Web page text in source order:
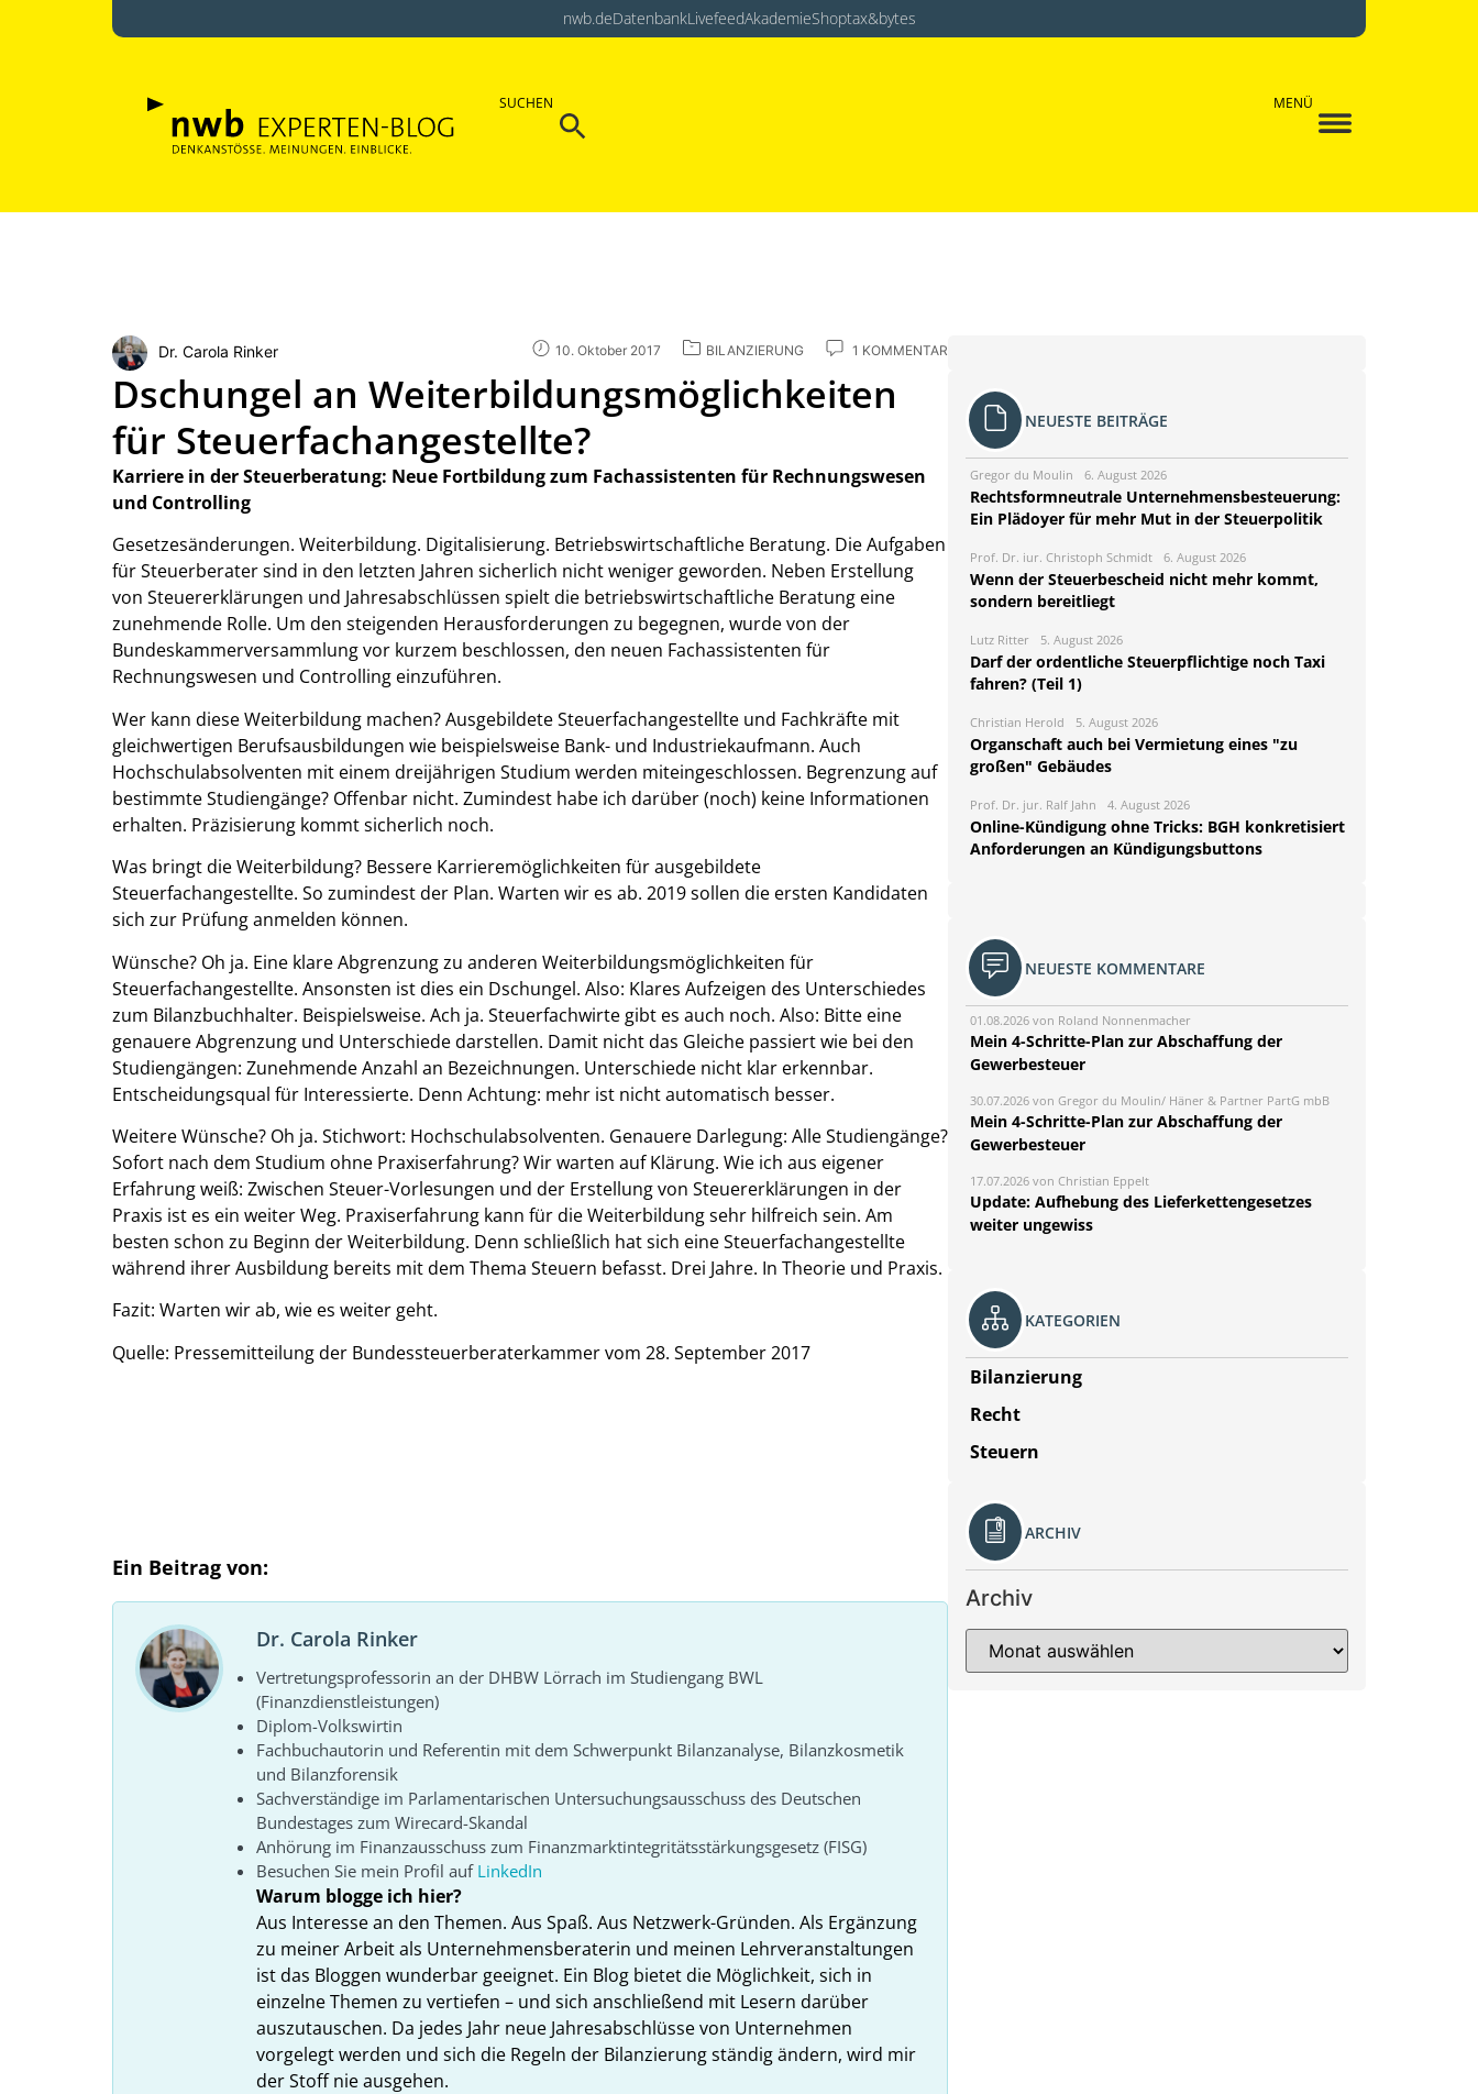
nwb.deDatenbankLivefeedAkademieShoptax&bytes
SUCHEN
Search
MENÜ
Dr. Carola Rinker 10. Oktober 2017 BILANZIERUNG 1 KOMMENTAR
Dschungel an Weiterbildungsmöglichkeiten
für Steuerfachangestellte?
Karriere in der Steuerberatung: Neue Fortbildung zum Fachassistenten für Rechnungswesen
und Controlling
Gesetzesänderungen. Weiterbildung. Digitalisierung. Betriebswirtschaftliche Beratung. Die Aufgaben
für Steuerberater sind in den letzten Jahren sicherlich nicht weniger geworden. Neben Erstellung
von Steuererklärungen und Jahresabschlüssen spielt die betriebswirtschaftliche Beratung eine
zunehmende Rolle. Um den steigenden Herausforderungen zu begegnen, wurde von der
Bundeskammerversammlung vor kurzem beschlossen, den neuen Fachassistenten für
Rechnungswesen und Controlling einzuführen.
Wer kann diese Weiterbildung machen? Ausgebildete Steuerfachangestellte und Fachkräfte mit
gleichwertigen Berufsausbildungen wie beispielsweise Bank- und Industriekaufmann. Auch
Hochschulabsolventen mit einem dreijährigen Studium werden miteingeschlossen. Begrenzung auf
bestimmte Studiengänge? Offenbar nicht. Zumindest habe ich darüber (noch) keine Informationen
erhalten. Präzisierung kommt sicherlich noch.
Was bringt die Weiterbildung? Bessere Karrieremöglichkeiten für ausgebildete
Steuerfachangestellte. So zumindest der Plan. Warten wir es ab. 2019 sollen die ersten Kandidaten
sich zur Prüfung anmelden können.
Wünsche? Oh ja. Eine klare Abgrenzung zu anderen Weiterbildungsmöglichkeiten für
Steuerfachangestellte. Ansonsten ist dies ein Dschungel. Also: Klares Aufzeigen des Unterschiedes
zum Bilanzbuchhalter. Beispielsweise. Ach ja. Steuerfachwirte gibt es auch noch. Also: Bitte eine
genauere Abgrenzung und Unterschiede darstellen. Damit nicht das Gleiche passiert wie bei den
Studiengängen: Zunehmende Anzahl an Bezeichnungen. Unterschiede nicht klar erkennbar.
Entscheidungsqual für Interessierte. Denn Achtung: mehr ist nicht automatisch besser.
Weitere Wünsche? Oh ja. Stichwort: Hochschulabsolventen. Genauere Darlegung: Alle Studiengänge?
Sofort nach dem Studium ohne Praxiserfahrung? Wir warten auf Klärung. Wie ich aus eigener
Erfahrung weiß: Zwischen Steuer-Vorlesungen und der Erstellung von Steuererklärungen in der
Praxis ist es ein weiter Weg. Praxiserfahrung kann für die Weiterbildung sehr hilfreich sein. Am
besten schon zu Beginn der Weiterbildung. Denn schließlich hat sich eine Steuerfachangestellte
während ihrer Ausbildung bereits mit dem Thema Steuern befasst. Drei Jahre. In Theorie und Praxis.
Fazit: Warten wir ab, wie es weiter geht.
Quelle: Pressemitteilung der Bundessteuerberaterkammer vom 28. September 2017
Ein Beitrag von:
Dr. Carola Rinker
Vertretungsprofessorin an der DHBW Lörrach im Studiengang BWL
(Finanzdienstleistungen)
Diplom-Volkswirtin
Fachbuchautorin und Referentin mit dem Schwerpunkt Bilanzanalyse, Bilanzkosmetik
und Bilanzforensik
Sachverständige im Parlamentarischen Untersuchungsausschuss des Deutschen
Bundestages zum Wirecard-Skandal
Anhörung im Finanzausschuss zum Finanzmarktintegritätsstärkungsgesetz (FISG)
Besuchen Sie mein Profil auf LinkedIn
Warum blogge ich hier?
Aus Interesse an den Themen. Aus Spaß. Aus Netzwerk-Gründen. Als Ergänzung
zu meiner Arbeit als Unternehmensberaterin und meinen Lehrveranstaltungen
ist das Bloggen wunderbar geeignet. Ein Blog bietet die Möglichkeit, sich in
einzelne Themen zu vertiefen – und sich anschließend mit Lesern darüber
auszutauschen. Da jedes Jahr neue Jahresabschlüsse von Unternehmen
vorgelegt werden und sich die Regeln der Bilanzierung ständig ändern, wird mir
der Stoff nie ausgehen.
NEUESTE BEITRÄGE
Gregor du Moulin 6. August 2026
Rechtsformneutrale Unternehmensbesteuerung:
Ein Plädoyer für mehr Mut in der Steuerpolitik
Prof. Dr. iur. Christoph Schmidt 6. August 2026
Wenn der Steuerbescheid nicht mehr kommt,
sondern bereitliegt
Lutz Ritter 5. August 2026
Darf der ordentliche Steuerpflichtige noch Taxi
fahren? (Teil 1)
Christian Herold 5. August 2026
Organschaft auch bei Vermietung eines "zu
großen" Gebäudes
Prof. Dr. jur. Ralf Jahn 4. August 2026
Online-Kündigung ohne Tricks: BGH konkretisiert
Anforderungen an Kündigungsbuttons
NEUESTE KOMMENTARE
01.08.2026 von Roland Nonnenmacher
Mein 4-Schritte-Plan zur Abschaffung der
Gewerbesteuer
30.07.2026 von Gregor du Moulin/ Häner & Partner PartG mbB
Mein 4-Schritte-Plan zur Abschaffung der
Gewerbesteuer
17.07.2026 von Christian Eppelt
Update: Aufhebung des Lieferkettengesetzes
weiter ungewiss
KATEGORIEN
Bilanzierung
Recht
Steuern
ARCHIV
Archiv